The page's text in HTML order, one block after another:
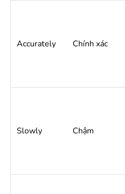
Accurately Chính xác
Slowly Chậm